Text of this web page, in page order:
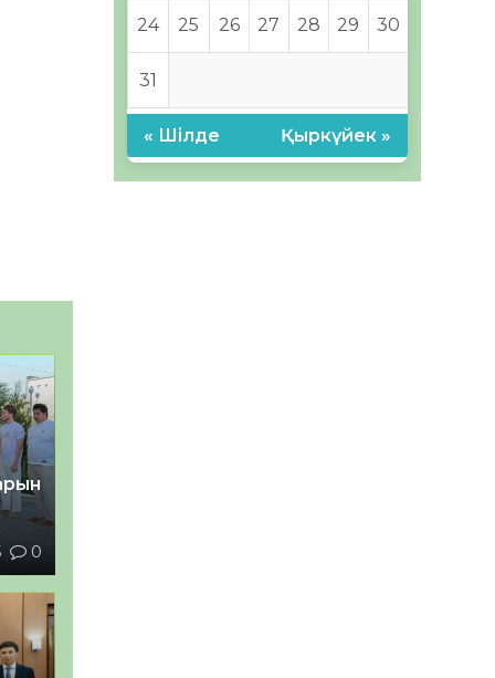
0
24 25 26 27 28 29 30
31
« Шілде Қыркүйек »